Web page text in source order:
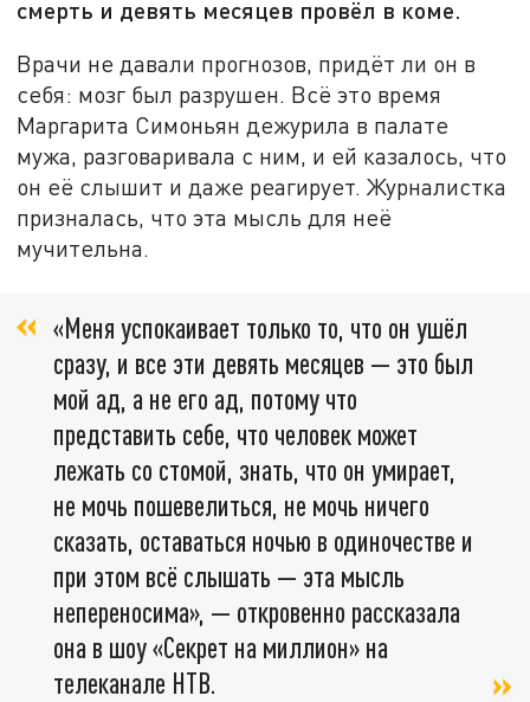
смерть и девять месяцев провёл в коме.
Врачи не давали прогнозов, придёт ли он в
себя: мозг был разрушен. Всё это время
Маргарита Симоньян дежурила в палате
мужа, разговаривала с ним, и ей казалось, что
он её слышит и даже реагирует. Журналистка
призналась, что эта мысль для неё
мучительна.
«Меня успокаивает только то, что он ушёл
сразу, и все эти девять месяцев — это был
мой ад, а не его ад, потому что
представить себе, что человек может
лежать со стомой, знать, что он умирает,
не мочь пошевелиться, не мочь ничего
сказать, оставаться ночью в одиночестве и
при этом всё слышать — эта мысль
непереносима», — откровенно рассказала
она в шоу «Секрет на миллион» на
телеканале НТВ.